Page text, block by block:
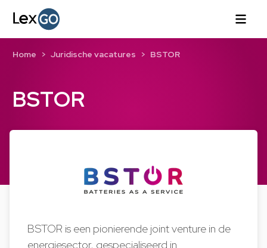
BSTOR
Home Juridische vacatures BSTOR
BSTOR is een pionierende joint venture in de
energiesector, gespecialiseerd in